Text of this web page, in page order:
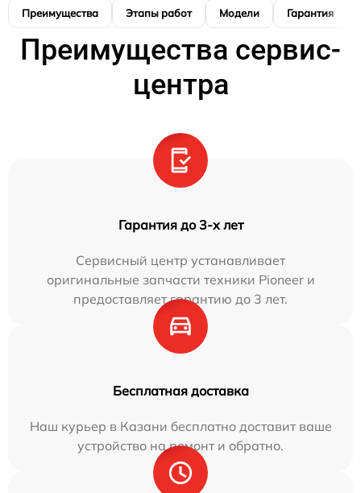
Преимущества Этапы работ Модели Гарантия
Преимущества сервис-
центра
Гарантия до 3-х лет
Сервисный центр устанавливает
оригинальные запчасти техники Pioneer и
предоставляет гарантию до 3 лет.
Бесплатная доставка
Наш курьер в Казани бесплатно доставит ваше
устройство на ремонт и обратно.